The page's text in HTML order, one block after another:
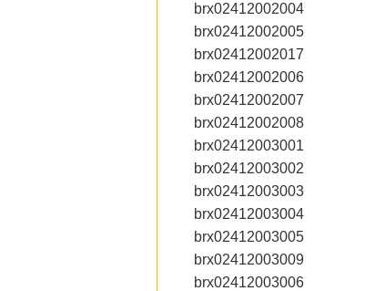
brx02412002004
brx02412002005
brx02412002017
brx02412002006
brx02412002007
brx02412002008
brx02412003001
brx02412003002
brx02412003003
brx02412003004
brx02412003005
brx02412003009
brx02412003006